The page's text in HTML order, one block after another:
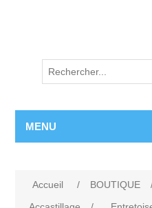
MENU
Accueil / BOUTIQUE